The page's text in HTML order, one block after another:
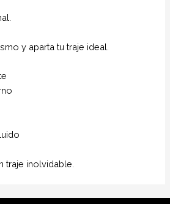
y aparta tu traje ideal.
traje inolvidable.